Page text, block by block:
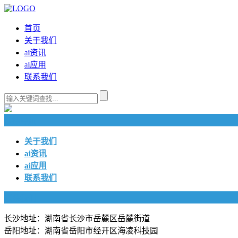
首页
关于我们
ai资讯
ai应用
联系我们
关于我们
ai资讯
ai应用
联系我们
长沙地址：湖南省长沙市岳麓区岳麓街道
岳阳地址：湖南省岳阳市经开区海凌科技园